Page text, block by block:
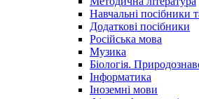
Навчальні посібники
Додаткові посібники
Російська мова
Музика
Біологія.
Інформатика
Іноземні мови